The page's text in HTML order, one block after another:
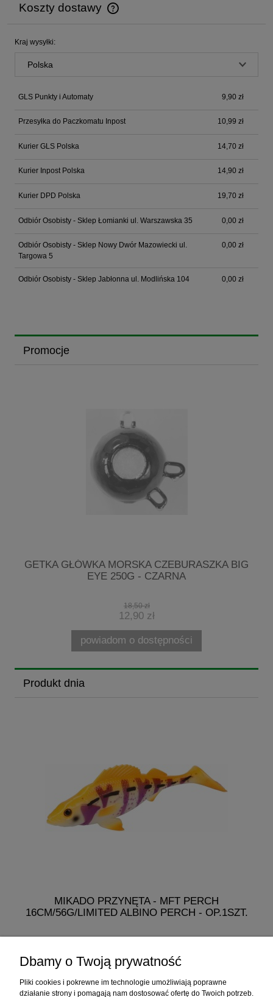
Koszty dostawy
Cena nie zawiera ewentualnych kosztów płatności
Kraj wysyłki:
GLS Punkty i Automaty 9,90 zł
Przesyłka do Paczkomatu Inpost 10,99 zł
Kurier GLS Polska 14,70 zł
Kurier Inpost Polska 14,90 zł
Kurier DPD Polska 19,70 zł
Odbiór Osobisty - Sklep Łomianki ul. Warszawska 35 0,00 zł
Odbiór Osobisty - Sklep Nowy Dwór Mazowiecki ul.
Targowa 5
0,00 zł
Odbiór Osobisty - Sklep Jabłonna ul. Modlińska 104 0,00 zł
Promocje
GETKA GŁÓWKA MORSKA CZEBURASZKA BIG
EYE 250G - CZARNA
18,50 zł
12,90 zł
powiadom o dostępności
Produkt dnia
MIKADO PRZYNĘTA - MFT PERCH
16CM/56G/LIMITED ALBINO PERCH - OP.1SZT.
do koszyka
Dbamy o Twoją prywatność
Pliki cookies i pokrewne im technologie umożliwiają poprawne
działanie strony i pomagają nam dostosować ofertę do Twoich potrzeb.